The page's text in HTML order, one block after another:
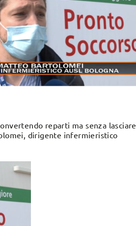
reparti ma senza lasciare
dirigente infermieristico